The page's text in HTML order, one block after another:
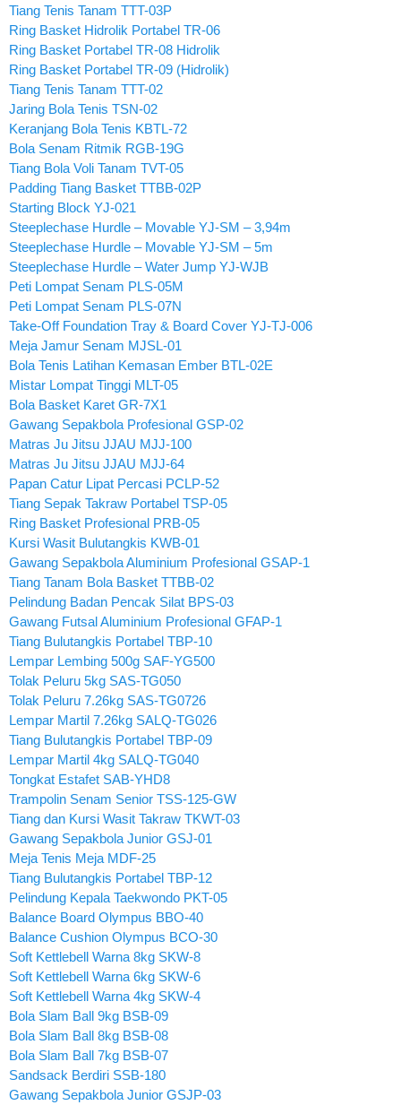
Tiang Tenis Tanam TTT-03P
Ring Basket Hidrolik Portabel TR-06
Ring Basket Portabel TR-08 Hidrolik
Ring Basket Portabel TR-09 (Hidrolik)
Tiang Tenis Tanam TTT-02
Jaring Bola Tenis TSN-02
Keranjang Bola Tenis KBTL-72
Bola Senam Ritmik RGB-19G
Tiang Bola Voli Tanam TVT-05
Padding Tiang Basket TTBB-02P
Starting Block YJ-021
Steeplechase Hurdle – Movable YJ-SM – 3,94m
Steeplechase Hurdle – Movable YJ-SM – 5m
Steeplechase Hurdle – Water Jump YJ-WJB
Peti Lompat Senam PLS-05M
Peti Lompat Senam PLS-07N
Take-Off Foundation Tray & Board Cover YJ-TJ-006
Meja Jamur Senam MJSL-01
Bola Tenis Latihan Kemasan Ember BTL-02E
Mistar Lompat Tinggi MLT-05
Bola Basket Karet GR-7X1
Gawang Sepakbola Profesional GSP-02
Matras Ju Jitsu JJAU MJJ-100
Matras Ju Jitsu JJAU MJJ-64
Papan Catur Lipat Percasi PCLP-52
Tiang Sepak Takraw Portabel TSP-05
Ring Basket Profesional PRB-05
Kursi Wasit Bulutangkis KWB-01
Gawang Sepakbola Aluminium Profesional GSAP-1
Tiang Tanam Bola Basket TTBB-02
Pelindung Badan Pencak Silat BPS-03
Gawang Futsal Aluminium Profesional GFAP-1
Tiang Bulutangkis Portabel TBP-10
Lempar Lembing 500g SAF-YG500
Tolak Peluru 5kg SAS-TG050
Tolak Peluru 7.26kg SAS-TG0726
Lempar Martil 7.26kg SALQ-TG026
Tiang Bulutangkis Portabel TBP-09
Lempar Martil 4kg SALQ-TG040
Tongkat Estafet SAB-YHD8
Trampolin Senam Senior TSS-125-GW
Tiang dan Kursi Wasit Takraw TKWT-03
Gawang Sepakbola Junior GSJ-01
Meja Tenis Meja MDF-25
Tiang Bulutangkis Portabel TBP-12
Pelindung Kepala Taekwondo PKT-05
Balance Board Olympus BBO-40
Balance Cushion Olympus BCO-30
Soft Kettlebell Warna 8kg SKW-8
Soft Kettlebell Warna 6kg SKW-6
Soft Kettlebell Warna 4kg SKW-4
Bola Slam Ball 9kg BSB-09
Bola Slam Ball 8kg BSB-08
Bola Slam Ball 7kg BSB-07
Sandsack Berdiri SSB-180
Gawang Sepakbola Junior GSJP-03